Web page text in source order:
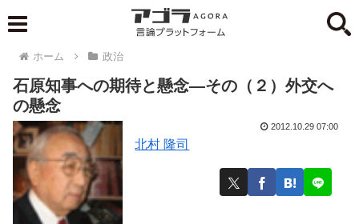
ホーム 政治
石原知事への期待と懸念―その（２）外交へ
の懸念
北村 隆司
2012.10.29 07:00